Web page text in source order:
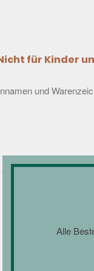
für Kinder
und
Alle